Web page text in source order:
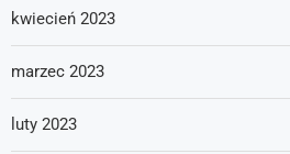
kwiecień 2023
marzec 2023
luty 2023